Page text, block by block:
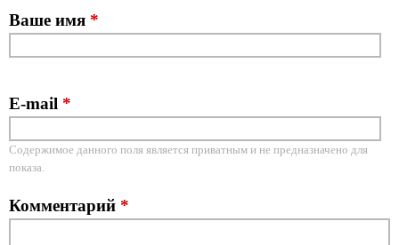
Ваше имя *
E-mail *
Содержимое данного поля является приватным и не предназначено для
показа.
Комментарий *